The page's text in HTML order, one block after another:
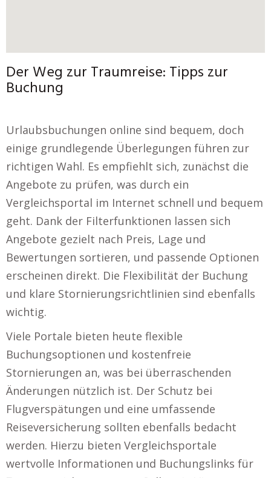
Der Weg zur Traumreise: Tipps zur
Buchung
Urlaubsbuchungen online sind bequem, doch
einige grundlegende Überlegungen führen zur
richtigen Wahl. Es empfiehlt sich, zunächst die
Angebote zu prüfen, was durch ein
Vergleichsportal im Internet schnell und bequem
geht. Dank der Filterfunktionen lassen sich
Angebote gezielt nach Preis, Lage und
Bewertungen sortieren, und passende Optionen
erscheinen direkt. Die Flexibilität der Buchung
und klare Stornierungsrichtlinien sind ebenfalls
wichtig.
Viele Portale bieten heute flexible
Buchungsoptionen und kostenfreie
Stornierungen an, was bei überraschenden
Änderungen nützlich ist. Der Schutz bei
Flugverspätungen und eine umfassende
Reiseversicherung sollten ebenfalls bedacht
werden. Hierzu bieten Vergleichsportale
wertvolle Informationen und Buchungslinks für